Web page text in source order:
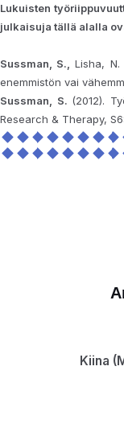
Lukuisten
julkaisuja tällä alalla
Sussman, S.,
Lisha, N.
enemmistön vai
Sussman, S. (2012).
Research & Therapy,
Kiina